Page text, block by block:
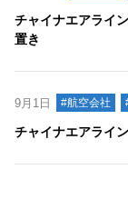
チャイナエアライ
置き
9月1日 #航空会社
チャイナエアライ